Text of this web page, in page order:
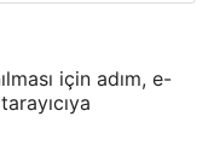
için adım, e-